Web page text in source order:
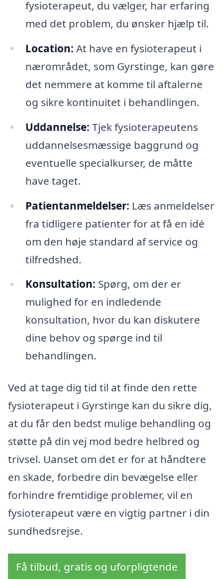
fysioterapeut, du vælger, har erfaring
med det problem, du ønsker hjælp til.
Location: At have en fysioterapeut i
nærområdet, som Gyrstinge, kan gøre
det nemmere at komme til aftalerne
og sikre kontinuitet i behandlingen.
Uddannelse: Tjek fysioterapeutens
uddannelsesmæssige baggrund og
eventuelle specialkurser, de måtte
have taget.
Patientanmeldelser: Læs anmeldelser
fra tidligere patienter for at få en idé
om den høje standard af service og
tilfredshed.
Konsultation: Spørg, om der er
mulighed for en indledende
konsultation, hvor du kan diskutere
dine behov og spørge ind til
behandlingen.
Ved at tage dig tid til at finde den rette
fysioterapeut i Gyrstinge kan du sikre dig,
at du får den bedst mulige behandling og
støtte på din vej mod bedre helbred og
trivsel. Uanset om det er for at håndtere
en skade, forbedre din bevægelse eller
forhindre fremtidige problemer, vil en
fysioterapeut være en vigtig partner i din
sundhedsrejse.
Få tilbud, gratis og uforpligtende